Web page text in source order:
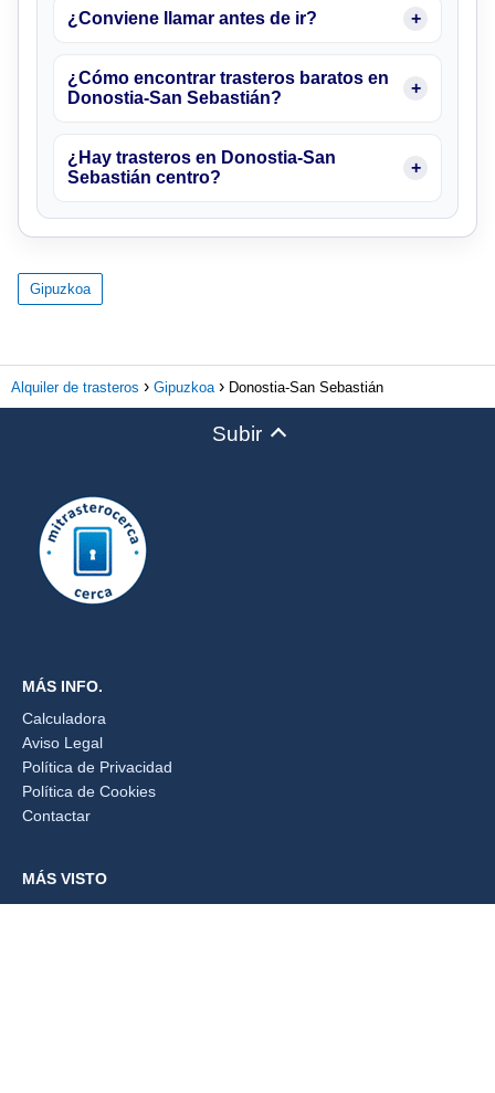
¿Conviene llamar antes de ir?
¿Cómo encontrar trasteros baratos en
Donostia-San Sebastián?
¿Hay trasteros en Donostia-San
Sebastián centro?
Gipuzkoa
Alquiler de trasteros Gipuzkoa Donostia-San Sebastián
Subir
MÁS INFO.
Calculadora
Aviso Legal
Política de Privacidad
Política de Cookies
Contactar
MÁS VISTO